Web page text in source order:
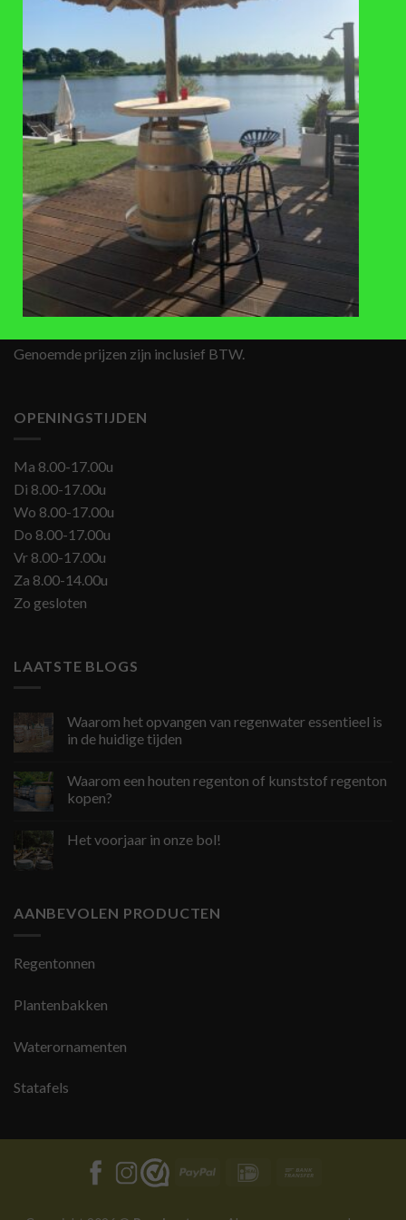
ACCESSOIRES
Beukenhouten kraan, middel
ACCESSOIRES
Beukenhouten kraan, groot
€24,95
BEZOEKADRES
Apeldoornseweg 69
6731 SB Otterlo
Telefoonnummer:
05 77 45 65 69
info@rondomton.nl
Genoemde prijzen zijn inclusief BTW.
OPENINGSTIJDEN
Ma 8.00-17.00u
Di 8.00-17.00u
Wo 8.00-17.00u
Do 8.00-17.00u
Vr 8.00-17.00u
Za 8.00-14.00u
Zo gesloten
LAATSTE BLOGS
Waarom het opvangen van regenwater essentieel is
in de huidige tijden
Waarom een houten regenton of kunststof regenton
kopen?
Het voorjaar in onze bol!
AANBEVOLEN PRODUCTEN
Regentonnen
Plantenbakken
Waterornamenten
Statafels
PayPal IDeal